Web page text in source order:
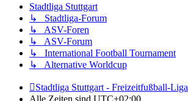
Stadtliga Stuttgart
↳ Stadtliga-Forum
↳ ASV-Foren
↳ ASV-Forum
↳ International Football Tournament
↳ Alternative Worldcup
Stadtliga Stuttgart - Freizeitfußball-Liga
Alle Zeiten sind UTC+02:00